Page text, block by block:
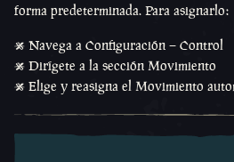
forma predeterminada. Para asignarlo:
• Navega a Configuración – Control
• Dirígete a la sección Movimiento
• Elige y reasigna el Movimiento